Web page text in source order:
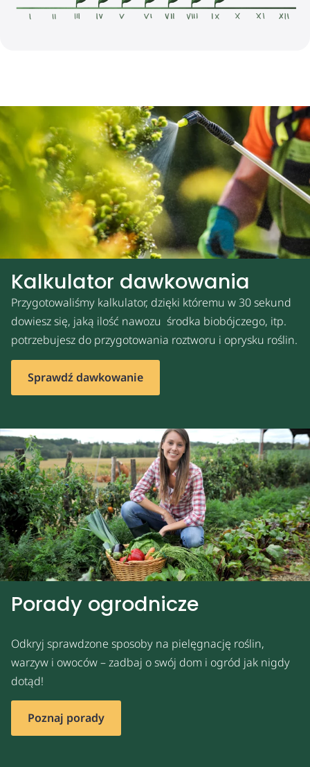
Kalkulator dawkowania
Przygotowaliśmy kalkulator, dzięki któremu w 30 sekund
dowiesz się, jaką ilość nawozu środka biobójczego, itp.
potrzebujesz do przygotowania roztworu i oprysku roślin.
Sprawdź dawkowanie
Porady ogrodnicze
Odkryj sprawdzone sposoby na pielęgnację roślin,
warzyw i owoców – zadbaj o swój dom i ogród jak nigdy
dotąd!
Poznaj porady